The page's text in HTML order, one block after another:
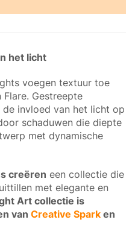
het licht
voegen textuur toe
Gestreepte
invloed van het licht op
schaduwen die diepte
met dynamische
creëren een collectie die
met elegante en
Art collectie is
van Creative Spark en